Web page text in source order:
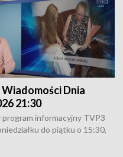
Dnia
21:30
program informacyjny TVP3
do piątku o 15:30,